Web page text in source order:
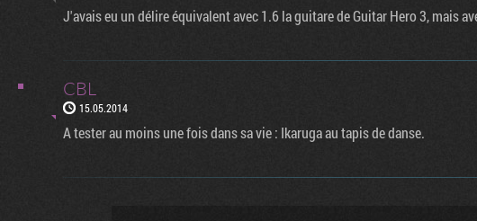
J'avais eu un délire équivalent avec 1.6 la guitare de Guitar Hero 3, mais
CBL
15.05.2014
A tester au moins une fois dans sa vie : Ikaruga au tapis de danse.
Flux RSS